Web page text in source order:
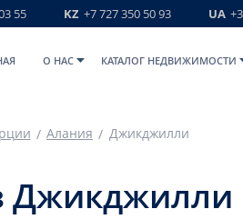
55 KZ +7 727 350 50 93 UA
O НАС КАТАЛОГ НЕДВИЖИМОСТИ
Алания Джикджилли
Джикджилли